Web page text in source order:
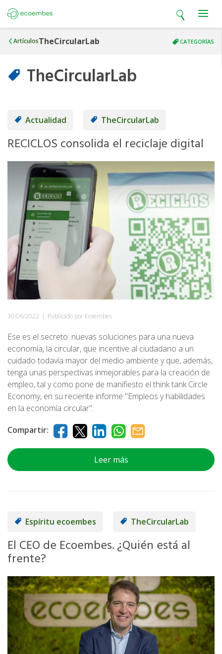
Open search
Open
ArtículosTheCircularLab CATEGORÍAS
TheCircularLab
Actualidad TheCircularLab
RECICLOS consolida el reciclaje digital
30/06/2022 | Publicado por Ecoembes
Ese es el secreto: nuevas soluciones para una nueva
economía, la circular, que incentive al ciudadano a un
cuidado todavía mayor del medio ambiente y que, además,
tenga unas perspectivas inmejorables para la creación de
empleo, tal y como pone de manifiesto el think tank Circle
Economy, en su reciente informe "Empleos y habilidades
en la economía circular".
Compartir:
Leer más
Espíritu ecoembes TheCircularLab
El CEO de Ecoembes. ¿Quién está al
frente?